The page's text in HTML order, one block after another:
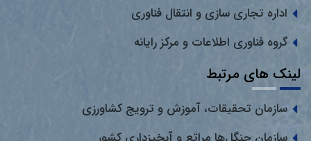
اداره تجاری سازی و انتقال فناوری
گروه فناوری اطلاعات و مرکز رایانه
لینک های مرتبط
سازمان تحقیقات، آموزش و ترویج کشاورزی